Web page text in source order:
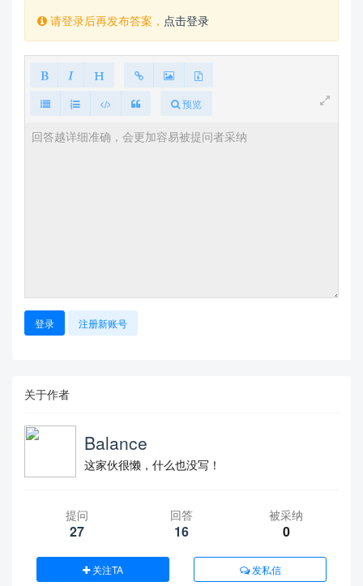
请登录后再发布答案， 点击登录
预览
登录 注册新账号
关于作者
Balance
这家伙很懒，什么也没写！
提问
27
回答
16
被采纳
0
关注TA 发私信